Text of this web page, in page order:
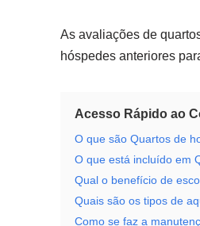
As avaliações de
hóspedes anteriores
Acesso Rápido ao
O que são Quartos de
O que está incluído em
Qual o benefício de
Quais são os tipos de
Como se faz a